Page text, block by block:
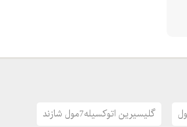
گلیسیرین اتوکسیله7مول شازند